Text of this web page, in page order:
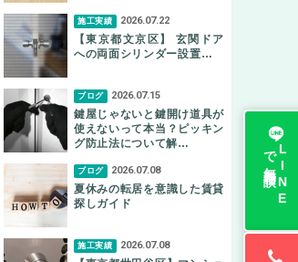
施工実績 2026.07.22
【東京都文京区】 玄関ドア
への両面シリンダー設置…
ブログ 2026.07.15
鍵屋じゃないと鍵開け道具が
使えないって本当？ピッキン
グ防止法について解…
ブログ 2026.07.08
夏休みの転居を意識した賃貸
探しガイド
施工実績 2026.07.08
L
I
N
E
で
無料相談